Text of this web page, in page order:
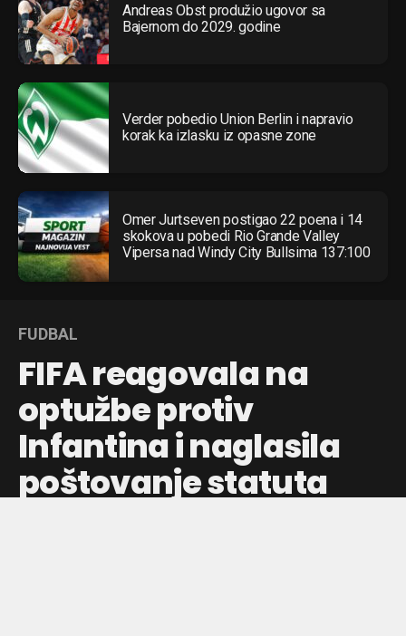
Andreas Obst produžio ugovor sa
Bajernom do 2029. godine
Verder pobedio Union Berlin i napravio
korak ka izlasku iz opasne zone
Omer Jurtseven postigao 22 poena i 14
skokova u pobedi Rio Grande Valley
Vipersa nad Windy City Bullsima 137:100
FUDBAL
FIFA reagovala na
optužbe protiv
Infantina i naglasila
poštovanje statuta